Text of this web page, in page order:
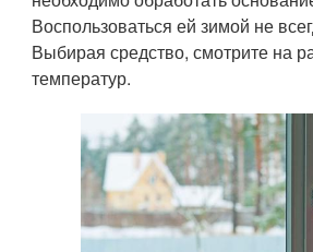
Воспользоваться ей зимой не
Выбирая средство, смотрите на
температур.